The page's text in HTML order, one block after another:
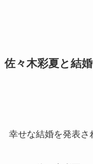
佐々木彩夏と結
幸せな結婚を発表さ